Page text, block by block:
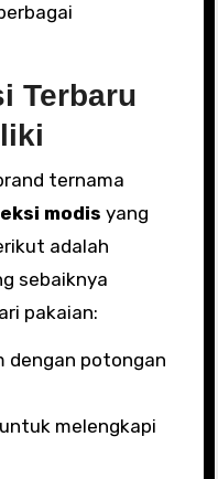
Terbaru
ternama
modis yang
adalah
sebaiknya
pakaian:
dengan potongan
melengkapi